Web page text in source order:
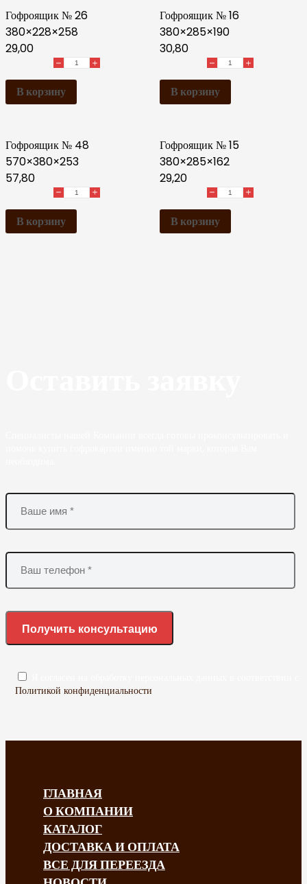
Гофроящик № 26
380×228×258
29,00
В корзину
Гофроящик № 16
380×285×190
30,80
В корзину
Гофроящик № 48
570×380×253
57,80
В корзину
Гофроящик № 15
380×285×162
29,20
В корзину
Политикой конфиденциальности
ГЛАВНАЯ
О КОМПАНИИ
КАТАЛОГ
ДОСТАВКА И ОПЛАТА
ВСЕ ДЛЯ ПЕРЕЕЗДА